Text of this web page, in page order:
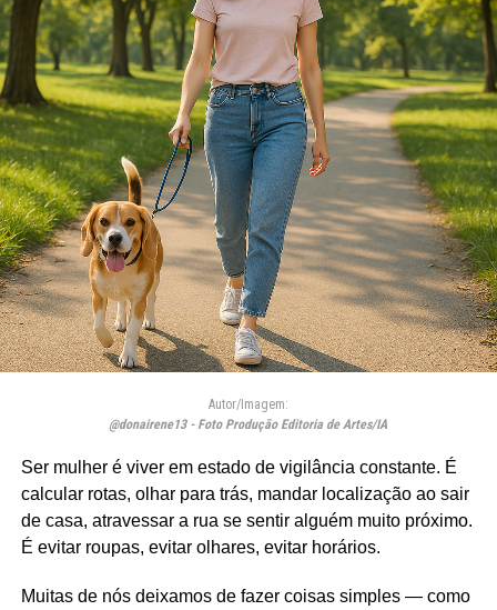
Autor/Imagem:
@donairene13 - Foto Produção Editoria de Artes/IA
Ser mulher é viver em estado de vigilância constante. É
calcular rotas, olhar para trás, mandar localização ao sair
de casa, atravessar a rua se sentir alguém muito próximo.
É evitar roupas, evitar olhares, evitar horários.
Muitas de nós deixamos de fazer coisas simples — como